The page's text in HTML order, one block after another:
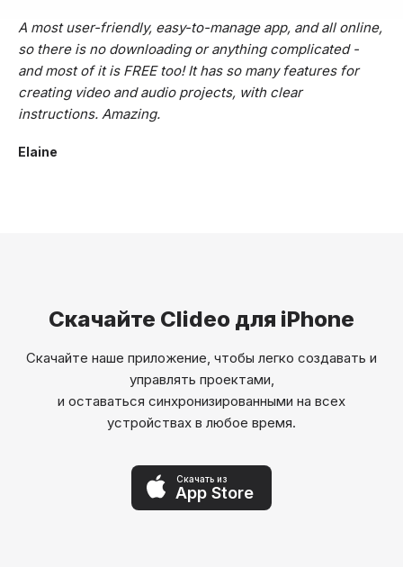
A most user-friendly, easy-to-manage app, and all online,
so there is no downloading or anything complicated -
and most of it is FREE too! It has so many features for
creating video and audio projects, with clear
instructions. Amazing.
Elaine
Скачайте Clideo для iPhone
Скачайте наше приложение, чтобы легко создавать и
управлять проектами,
и оставаться синхронизированными на всех
устройствах в любое время.
Скачать из
App Store